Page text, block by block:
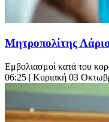
Μητροπολίτης
Εμβολιασμοί κατά του
06:25 | Κυριακή 03